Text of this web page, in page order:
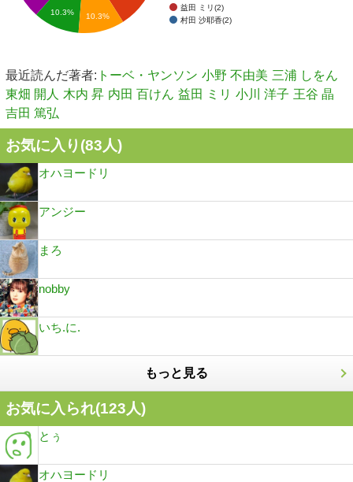
益田 ミリ(2)
村田 沙耶香(2)
10.3% 10.3%
最近読んだ著者: トーベ・ヤンソン 小野 不由美 三浦 しをん
東畑 開人 木内 昇 内田 百けん 益田 ミリ 小川 洋子 王谷 晶
吉田 篤弘
お気に入り(83人)
オハヨードリ
アンジー
まろ
nobby
いち.に.
もっと見る
お気に入られ(123人)
とぅ
オハヨードリ